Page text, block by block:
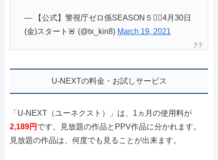
— 【公式】警視庁ゼロ係SEASON５👮‍♂️4月30日
(金)スタート🚨 (@tx_kin8) March 19, 2021
U-NEXTの料金・お試しサービス
「U-NEXT（ユーネクスト）」は、1ヵ月の使用料が
2,189円 です。見放題の作品とPPV作品に分かれます。
見放題の作品は、何度でも見ることが出来ます。